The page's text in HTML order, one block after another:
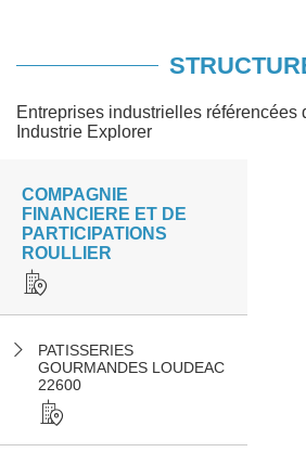
Entreprises industrielles référencées
Industrie Explorer
COMPAGNIE
FINANCIERE ET DE
PARTICIPATIONS
ROULLIER
PATISSERIES
GOURMANDES LOUDEAC
22600